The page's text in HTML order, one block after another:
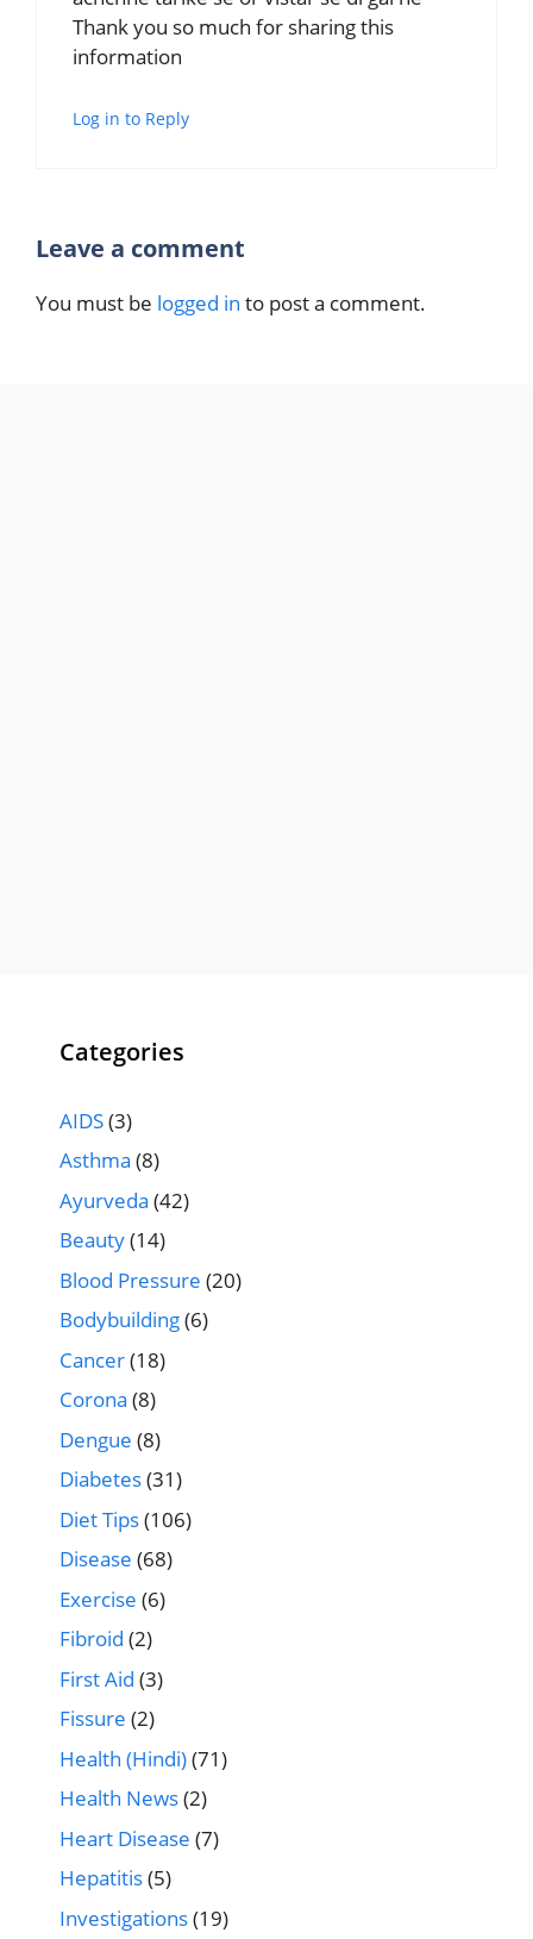
Thank you so much for sharing this
information
Log in to Reply
Leave a comment
You must be logged in to post a comment.
Categories
AIDS(3)
Asthma (8)
Ayurveda (42)
Beauty(14)
Blood Pressure (20)
Bodybuilding(6)
Cancer(18)
Corona (8)
Dengue (8)
Diabetes(31)
Diet Tips(106)
Disease (68)
Exercise (6)
Fibroid (2)
First Aid (3)
Fissure (2)
Health (Hindi)(71)
Health News(2)
Heart Disease (7)
Hepatitis(5)
Investigations(19)